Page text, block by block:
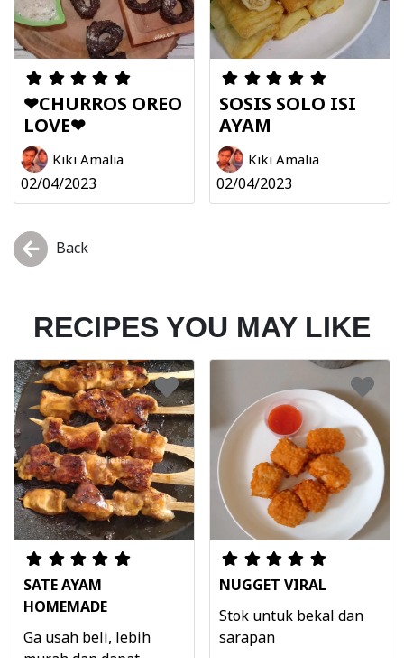
❤CHURROS OREO
LOVE❤
Kiki Amalia
02/04/2023
SOSIS SOLO ISI
AYAM
Kiki Amalia
02/04/2023
Back
RECIPES YOU MAY LIKE
SATE AYAM
HOMEMADE
Ga usah beli, lebih
NUGGET VIRAL
Stok untuk bekal dan
sarapan